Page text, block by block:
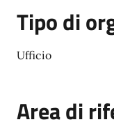
Tipo di
Ufficio
Area di